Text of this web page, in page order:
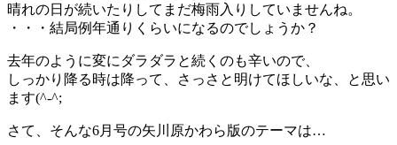
晴れの日が続いたりしてまだ梅雨入りしていませんね。
・・・結局例年通りくらいになるのでしょうか？
去年のように変にダラダラと続くのも辛いので、
しっかり降る時は降って、さっさと明けてほしいな、と思い
ます(^-^;
さて、そんな6月号の矢川原かわら版のテーマは…